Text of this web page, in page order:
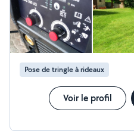
contacter par message ici
dessous). Je suis équipé entre autre d'un tracteur
tondeuse particulièrement
surfaces de 3'000, 5'000,
Genis-Pouilly, Gex, Thoiry,
Ferney, Divonne, Maconnex,
Crozet, Saint-Jean-de-
sur demande. Moyens de
de paiment (carte),
Pose de tringle à rideaux
Voir le profil